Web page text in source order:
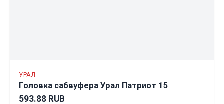
УРАЛ
Головка сабвуфера Урал Патриот 15
593.88 RUB